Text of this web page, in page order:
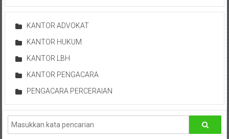
Palembang,
Bandar
Lampung,
Badung,
Gianyar,
Mataram,
Lombok,
KANTOR ADVOKAT
KANTOR HUKUM
KANTOR LBH
KANTOR PENGACARA
PENGACARA PERCERAIAN